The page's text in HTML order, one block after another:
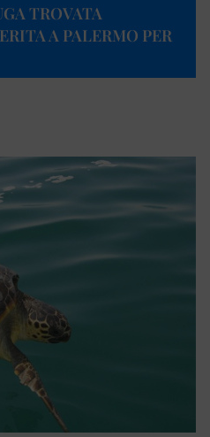
TROVATA
A PALERMO PER